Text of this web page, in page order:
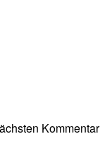
Kommentar